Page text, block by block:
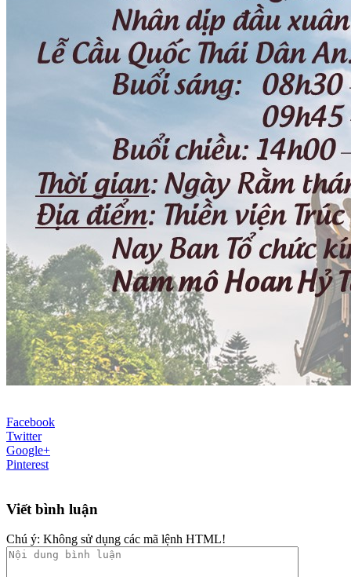
Facebook
Twitter
Google+
Pinterest
Viết bình luận
Chú ý: Không sử dụng các mã lệnh HTML!